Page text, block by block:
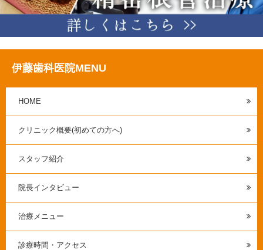
伊藤歯科医院MENU
HOME
クリニック概要(初めての方へ)
スタッフ紹介
院長インタビュー
治療メニュー
診療時間・アクセス